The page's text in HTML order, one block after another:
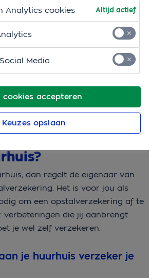
huis en alles wat daaraan vastzit.
niet. De verhuurder is daar
voor. Maar let op: als jij zelf
plaatst, of een mooie
je die wel verzekeren. Dat
maar het valt reuze mee.
zit.
een
dan regelt de eigenaar van
Het is voor jou als
om een opstalverzekering af te
verbeteringen die jij aanbrengt
je wel zelf verzekeren.
je huurhuis verzeker je
cookies accepteren
Analytics cookies Altijd actief
Media
Keuzes opslaan